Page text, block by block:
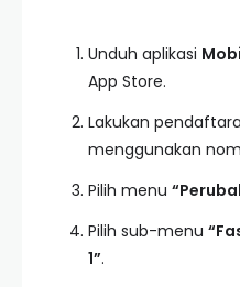
Unduh aplikasi
App Store.
Lakukan
menggunakan
Pilih menu
Pilih sub-menu
1”.